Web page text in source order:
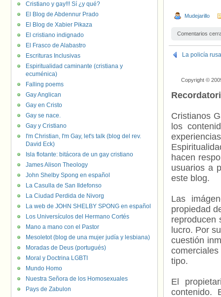
Mudejarillo
Comentarios
La policía
Copyright ©
Cristianos
los
hacen
usuarios a
este blog.
Las
propiedad
reproducen
lucro. Por
cuestión
tipo.
El
contenido.
Cristiano y gay!!! Sí ¿y qué?
El Blog de Abdennur Prado
El Blog de Xabier Pikaza
El cristiano indignado
El Frasco de Alabastro
Escrituras Inclusivas
Espiritualidad caminante (cristiana y
ecuménica)
Falling poems
Gay Anglican
Gay en Cristo
Gay se nace.
Gay y Cristiano
I'm Christian, I'm Gay, let's talk (blog del rev.
David Eck)
Isla flotante: bitácora de un gay cristiano
James Alison Theology
John Shelby Spong en español
La Casulla de San Ildefonso
La Ciudad Perdida de Nivorg
La web de JOHN SHELBY SPONG en español
Los Universículos del Hermano Cortés
Mano a mano con el Pastor
Mesoletot (blog de una mujer judía y lesbiana)
Moradas de Deus (portugués)
Moral y Doctrina LGBTI
Mundo Homo
Nuestra Señora de los Homosexuales
Pays de Zabulon